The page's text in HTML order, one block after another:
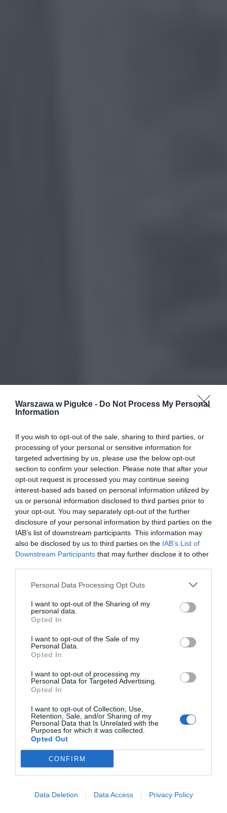
Warszawa w Pigułce - Do Not Process My Personal
Information
If you wish to opt-out of the sale, sharing to third parties, or
processing of your personal or sensitive information for
targeted advertising by us, please use the below opt-out
section to confirm your selection. Please note that after your
opt-out request is processed you may continue seeing
interest-based ads based on personal information utilized by
us or personal information disclosed to third parties prior to
your opt-out. You may separately opt-out of the further
disclosure of your personal information by third parties on the
IAB’s list of downstream participants. This information may
also be disclosed by us to third parties on the IAB’s List of
Downstream Participants that may further disclose it to other
Personal Data Processing Opt Outs
I want to opt-out of the Sharing of my
personal data.
Opted In
I want to opt-out of the Sale of my
Personal Data.
Opted In
I want to opt-out of processing my
Personal Data for Targeted Advertising.
Opted In
I want to opt-out of Collection, Use,
Retention, Sale, and/or Sharing of my
Personal Data that Is Unrelated with the
Purposes for which it was collected.
Opted Out
CONFIRM
Data Deletion Data Access Privacy Policy